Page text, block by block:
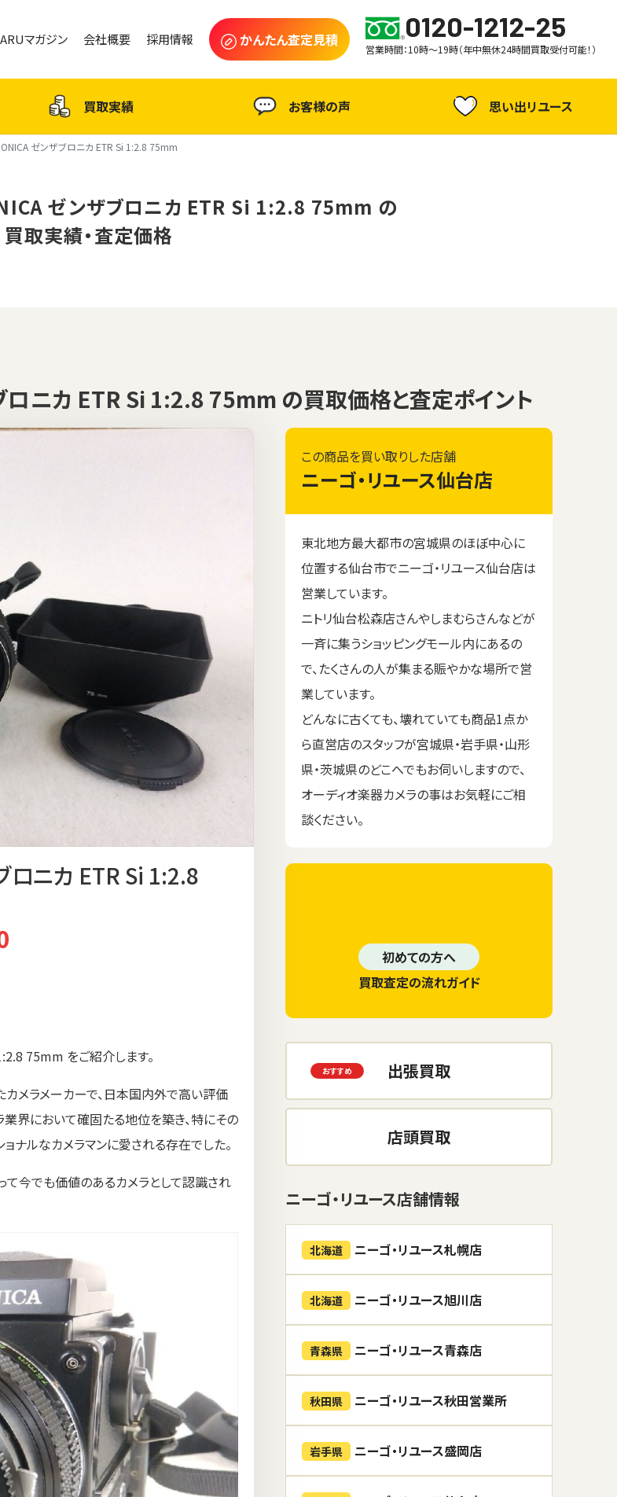
マガジン 会社概要 採用情報 かんたん査定見積 0120-1212-25
営業時間：10時～19時（年中無休24時間買取受付可能！）
買取実績 お客様の声 思い出リユース
ゼンザブロニカ ETR Si 1:2.8 75mm
ゼンザブロニカ ETR Si 1:2.8 75mm の
買取実績・査定価格
ニカ ETR Si 1:2.8 75mm の買取価格と査定ポイント
ロニカ ETR Si 1:2.8
75mm をご紹介します。
メラメーカーで、日本国内外で高い評価
業界において確固たる地位を築き、特にその
ナルなカメラマンに愛される存在でした。
て今でも価値のあるカメラとして認識され
この商品を買い取りした店舗
ニーゴ・リユース仙台店
東北地方最大都市の宮城県のほぼ中心に
位置する仙台市でニーゴ・リユース仙台店は
営業しています。
ニトリ仙台松森店さんやしまむらさんなどが
一斉に集うショッピングモール内にあるの
で、たくさんの人が集まる賑やかな場所で営
業しています。
どんなに古くても、壊れていても商品1点か
ら直営店のスタッフが宮城県・岩手県・山形
県・茨城県のどこへでもお伺いしますので、
オーディオ楽器カメラの事はお気軽にご相
談ください。
初めての方へ
買取査定の流れガイド
出張買取
店頭買取
ニーゴ・リユース店舗情報
北海道 ニーゴ・リユース札幌店
北海道 ニーゴ・リユース旭川店
青森県 ニーゴ・リユース青森店
秋田県 ニーゴ・リユース秋田営業所
岩手県 ニーゴ・リユース盛岡店